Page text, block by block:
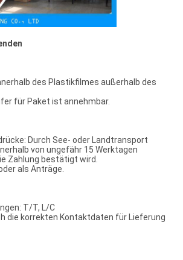
des Plastikfilmes außerhalb des
für Paket ist annehmbar.
Durch See- oder Landtransport
von ungefähr 15 Werktagen
Zahlung bestätigt wird.
als Anträge.
T/T, L/C
die korrekten Kontaktdaten für Lieferung